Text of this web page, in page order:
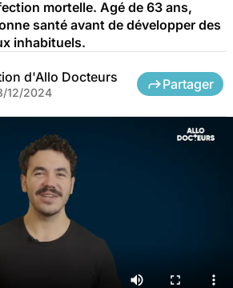
mortelle. Agé de 63 ans,
santé avant de développer des
inhabituels.
d'Allo Docteurs
12/2024
Partager